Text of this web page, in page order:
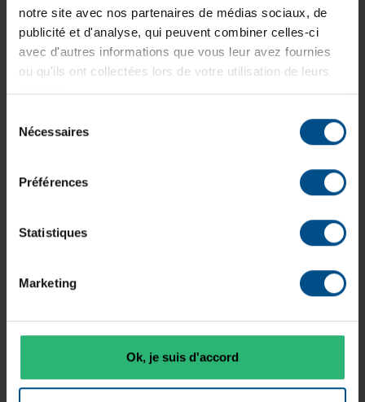
notre site avec nos partenaires de médias sociaux, de
publicité et d'analyse, qui peuvent combiner celles-ci
avec d'autres informations que vous leur avez fournies
ou qu'ils ont collectées lors de votre utilisation de leurs
services.
Nécessaires
Préférences
Statistiques
Marketing
Ok, je suis d'accord
Le HP EliteBook 850 G6 est un ordinateur
professionnels, la bureautique et le télétravail.
Équipé d'un processeur Intel Core i5 de 8e
génération, de 8 Go de mémoire vive DDR4 et
d'un SSD NVMe de 250 Go, il assure une
et sa connectique complète en font un outil
adapté à une utilisation quotidienne.
Dimensions (L x l x H) :
370 x 251,7 x
18,2 mm
Poids : 1,78 kg